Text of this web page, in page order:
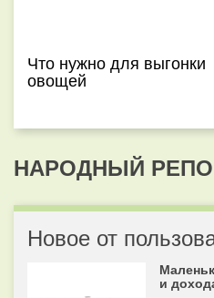
Что нужно для выгонки
овощей
НАРОДНЫЙ
Новое от
и